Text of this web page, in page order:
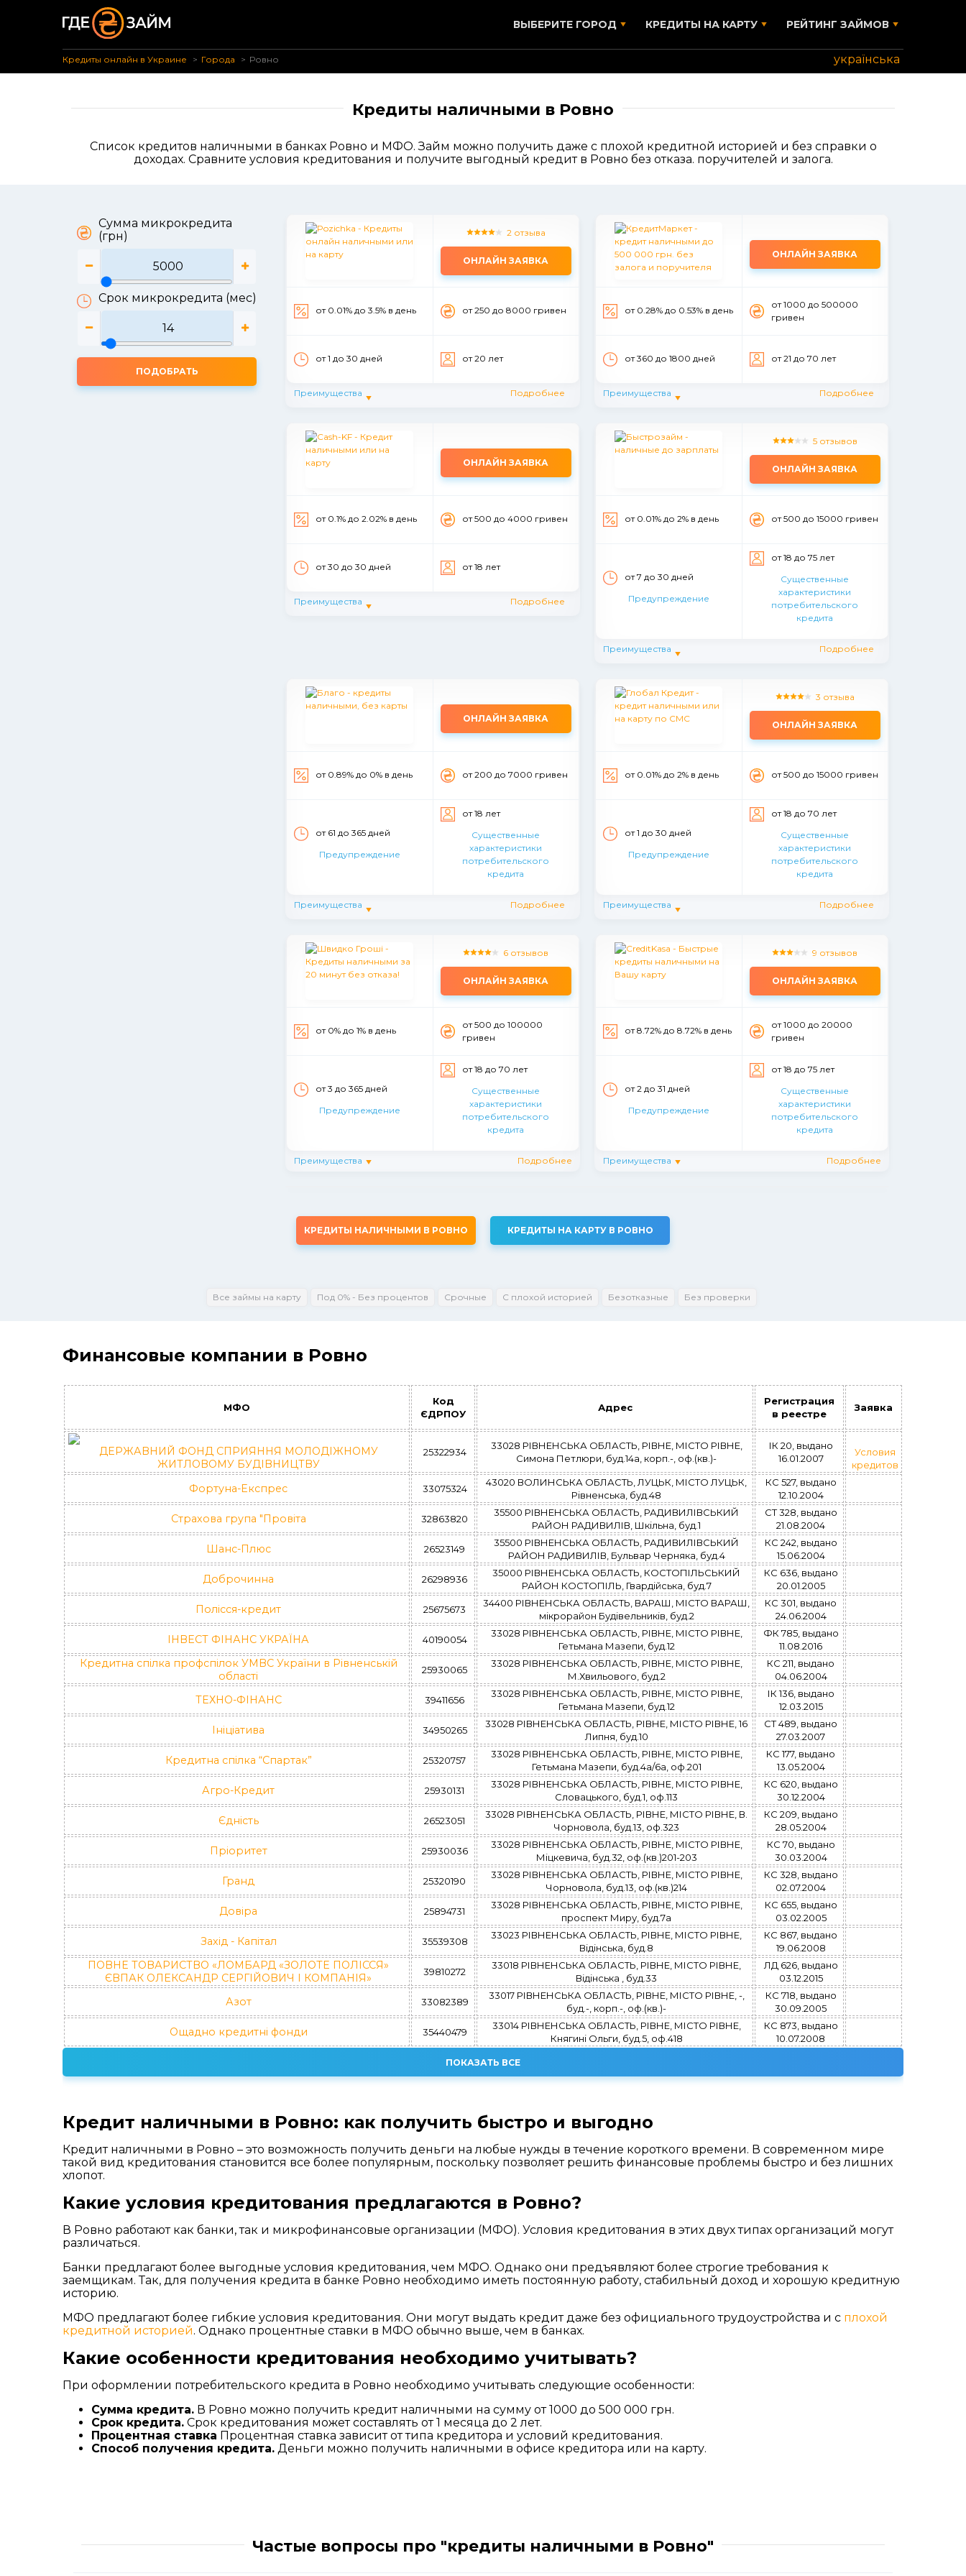
ВЫБЕРИТЕ ГОРОД КРЕДИТЫ НА КАРТУ РЕЙТИНГ ЗАЙМОВ
Кредиты онлайн в Украине Города Ровно українська
Кредиты наличными в Ровно
Список кредитов наличными в банках Ровно и МФО. Займ можно получить даже с плохой кредитной историей и без справки о
доходах. Сравните условия кредитования и получите выгодный кредит в Ровно без отказа. поручителей и залога.
Сумма микрокредита
(грн)
Срок микрокредита (мес)
ПОДОБРАТЬ
2 отзыва
ОНЛАЙН ЗАЯВКА
от 0.01% до 3.5% в день от 250 до 8000 гривен
от 1 до 30 дней от 20 лет
Преимущества Подробнее
ОНЛАЙН ЗАЯВКА
от 0.28% до 0.53% в день
от 1000 до 500000
гривен
от 360 до 1800 дней от 21 до 70 лет
Преимущества Подробнее
ОНЛАЙН ЗАЯВКА
от 0.1% до 2.02% в день от 500 до 4000 гривен
от 30 до 30 дней от 18 лет
Преимущества Подробнее
5 отзывов
ОНЛАЙН ЗАЯВКА
от 0.01% до 2% в день от 500 до 15000 гривен
от 7 до 30 дней
Предупреждение
от 18 до 75 лет
Существенные
характеристики
потребительского
кредита
Преимущества Подробнее
ОНЛАЙН ЗАЯВКА
от 0.89% до 0% в день от 200 до 7000 гривен
от 61 до 365 дней
Предупреждение
от 18 лет
Существенные
характеристики
потребительского
кредита
Преимущества Подробнее
3 отзыва
ОНЛАЙН ЗАЯВКА
от 0.01% до 2% в день от 500 до 15000 гривен
от 1 до 30 дней
Предупреждение
от 18 до 70 лет
Существенные
характеристики
потребительского
кредита
Преимущества Подробнее
6 отзывов
ОНЛАЙН ЗАЯВКА
от 0% до 1% в день
от 500 до 100000
гривен
от 3 до 365 дней
Предупреждение
от 18 до 70 лет
Существенные
характеристики
потребительского
кредита
Преимущества Подробнее
9 отзывов
ОНЛАЙН ЗАЯВКА
от 8.72% до 8.72% в день
от 1000 до 20000
гривен
от 2 до 31 дней
Предупреждение
от 18 до 75 лет
Существенные
характеристики
потребительского
кредита
Преимущества Подробнее
КРЕДИТЫ НАЛИЧНЫМИ В РОВНО КРЕДИТЫ НА КАРТУ В РОВНО
Все займы на карту Под 0% - Без процентов Срочные С плохой историей Безотказные Без проверки
Финансовые компании в Ровно
МФО
Код
ЄДРПОУ
Адрес
Регистрация
в реестре
Заявка
ДЕРЖАВНИЙ ФОНД СПРИЯННЯ МОЛОДІЖНОМУ
ЖИТЛОВОМУ БУДІВНИЦТВУ
25322934
33028 РІВНЕНСЬКА ОБЛАСТЬ, РІВНЕ, МІСТО РІВНЕ,
Симона Петлюри, буд.14а, корп.-, оф.(кв.)-
ІК 20, выдано
16.01.2007
Условия
кредитов
Фортуна-Експрес 33075324
43020 ВОЛИНСЬКА ОБЛАСТЬ, ЛУЦЬК, МІСТО ЛУЦЬК,
Рівненська, буд.48
КС 527, выдано
12.10.2004
Страхова група "Провіта 32863820
35500 РІВНЕНСЬКА ОБЛАСТЬ, РАДИВИЛІВСЬКИЙ
РАЙОН РАДИВИЛІВ, Шкільна, буд.1
СТ 328, выдано
21.08.2004
Шанс-Плюс 26523149
35500 РІВНЕНСЬКА ОБЛАСТЬ, РАДИВИЛІВСЬКИЙ
РАЙОН РАДИВИЛІВ, Бульвар Черняка, буд.4
КС 242, выдано
15.06.2004
Доброчинна 26298936
35000 РІВНЕНСЬКА ОБЛАСТЬ, КОСТОПІЛЬСЬКИЙ
РАЙОН КОСТОПІЛЬ, Гвардійська, буд.7
КС 636, выдано
20.01.2005
Полісся-кредит 25675673
34400 РІВНЕНСЬКА ОБЛАСТЬ, ВАРАШ, МІСТО ВАРАШ,
мікрорайон Будівельників, буд.2
КС 301, выдано
24.06.2004
ІНВЕСТ ФІНАНС УКРАЇНА 40190054
33028 РІВНЕНСЬКА ОБЛАСТЬ, РІВНЕ, МІСТО РІВНЕ,
Гетьмана Мазепи, буд.12
ФК 785, выдано
11.08.2016
Кредитна спілка профспілок УМВС України в Рівненській
області
25930065
33028 РІВНЕНСЬКА ОБЛАСТЬ, РІВНЕ, МІСТО РІВНЕ,
М.Хвильового, буд.2
КС 211, выдано
04.06.2004
ТЕХНО-ФІНАНС 39411656
33028 РІВНЕНСЬКА ОБЛАСТЬ, РІВНЕ, МІСТО РІВНЕ,
Гетьмана Мазепи, буд.12
ІК 136, выдано
12.03.2015
Ініціатива 34950265
33028 РІВНЕНСЬКА ОБЛАСТЬ, РІВНЕ, МІСТО РІВНЕ, 16
Липня, буд.10
СТ 489, выдано
27.03.2007
Кредитна спілка “Спартак” 25320757
33028 РІВНЕНСЬКА ОБЛАСТЬ, РІВНЕ, МІСТО РІВНЕ,
Гетьмана Мазепи, буд.4а/6а, оф.201
КС 177, выдано
13.05.2004
Агро-Кредит 25930131
33028 РІВНЕНСЬКА ОБЛАСТЬ, РІВНЕ, МІСТО РІВНЕ,
Словацького, буд.1, оф.113
КС 620, выдано
30.12.2004
Єдність 26523051
33028 РІВНЕНСЬКА ОБЛАСТЬ, РІВНЕ, МІСТО РІВНЕ, В.
Чорновола, буд.13, оф.323
КС 209, выдано
28.05.2004
Пріоритет 25930036
33028 РІВНЕНСЬКА ОБЛАСТЬ, РІВНЕ, МІСТО РІВНЕ,
Міцкевича, буд.32, оф.(кв.)201-203
КС 70, выдано
30.03.2004
Гранд 25320190
33028 РІВНЕНСЬКА ОБЛАСТЬ, РІВНЕ, МІСТО РІВНЕ,
Чорновола, буд.13, оф.(кв.)214
КС 328, выдано
02.07.2004
Довіра 25894731
33028 РІВНЕНСЬКА ОБЛАСТЬ, РІВНЕ, МІСТО РІВНЕ,
проспект Миру, буд.7а
КС 655, выдано
03.02.2005
Захід - Капітал 35539308
33023 РІВНЕНСЬКА ОБЛАСТЬ, РІВНЕ, МІСТО РІВНЕ,
Відінська, буд.8
КС 867, выдано
19.06.2008
ПОВНЕ ТОВАРИСТВО «ЛОМБАРД «ЗОЛОТЕ ПОЛІССЯ»
ЄВПАК ОЛЕКСАНДР СЕРГІЙОВИЧ І КОМПАНІЯ»
39810272
33018 РІВНЕНСЬКА ОБЛАСТЬ, РІВНЕ, МІСТО РІВНЕ,
Відінська , буд.33
ЛД 626, выдано
03.12.2015
Азот 33082389
33017 РІВНЕНСЬКА ОБЛАСТЬ, РІВНЕ, МІСТО РІВНЕ, -,
буд.-, корп.-, оф.(кв.)-
КС 718, выдано
30.09.2005
Ощадно кредитні фонди 35440479
33014 РІВНЕНСЬКА ОБЛАСТЬ, РІВНЕ, МІСТО РІВНЕ,
Княгині Ольги, буд.5, оф.418
КС 873, выдано
10.07.2008
ПОКАЗАТЬ ВСЕ
Кредит наличными в Ровно: как получить быстро и выгодно
Кредит наличными в Ровно – это возможность получить деньги на любые нужды в течение короткого времени. В современном мире
такой вид кредитования становится все более популярным, поскольку позволяет решить финансовые проблемы быстро и без лишних
хлопот.
Какие условия кредитования предлагаются в Ровно?
В Ровно работают как банки, так и микрофинансовые организации (МФО). Условия кредитования в этих двух типах организаций могут
различаться.
Банки предлагают более выгодные условия кредитования, чем МФО. Однако они предъявляют более строгие требования к
заемщикам. Так, для получения кредита в банке Ровно необходимо иметь постоянную работу, стабильный доход и хорошую кредитную
историю.
МФО предлагают более гибкие условия кредитования. Они могут выдать кредит даже без официального трудоустройства и с плохой
кредитной историей. Однако процентные ставки в МФО обычно выше, чем в банках.
Какие особенности кредитования необходимо учитывать?
При оформлении потребительского кредита в Ровно необходимо учитывать следующие особенности:
Сумма кредита. В Ровно можно получить кредит наличными на сумму от 1000 до 500 000 грн.
Срок кредита. Срок кредитования может составлять от 1 месяца до 2 лет.
Процентная ставка Процентная ставка зависит от типа кредитора и условий кредитования.
Способ получения кредита. Деньги можно получить наличными в офисе кредитора или на карту.
Частые вопросы про "кредиты наличными в Ровно"